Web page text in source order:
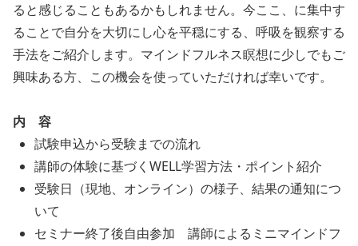
ると感じることもあるかもしれません。今ここ、に集中す
ることで自分を大切にし心を平穏にする、呼吸を観察する
手法をご紹介します。マインドフルネス瞑想に少しでもご
興味ある方、この機会を使っていただければ幸いです。
内 容
試験申込から受験までの流れ
講師の体験に基づくWELL学習方法・ポイント紹介
受験日（現地、オンライン）の様子、結果の通知につ
いて
セミナー終了後自由参加 講師によるミニマインドフ